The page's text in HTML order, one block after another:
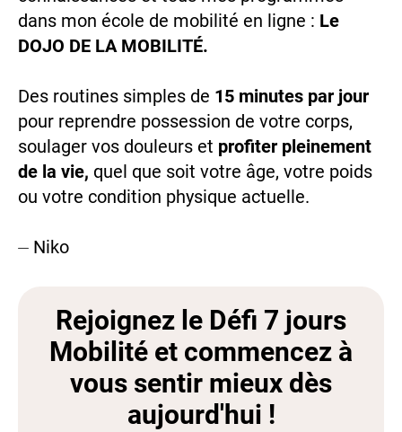
dans mon école de mobilité en ligne : Le
DOJO DE LA MOBILITÉ.
Des routines simples de 15 minutes par jour
pour reprendre possession de votre corps,
soulager vos douleurs et profiter pleinement
de la vie, quel que soit votre âge, votre poids
ou votre condition physique actuelle.
⏤ Niko
Rejoignez le Défi 7 jours
Mobilité et commencez à
vous sentir mieux dès
aujourd'hui !